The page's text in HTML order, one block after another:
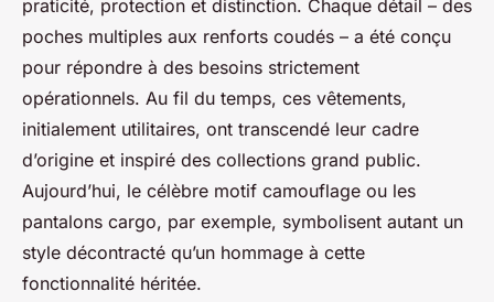
praticité, protection et distinction. Chaque détail – des
poches multiples aux renforts coudés – a été conçu
pour répondre à des besoins strictement
opérationnels. Au fil du temps, ces vêtements,
initialement utilitaires, ont transcendé leur cadre
d’origine et inspiré des collections grand public.
Aujourd’hui, le célèbre motif camouflage ou les
pantalons cargo, par exemple, symbolisent autant un
style décontracté qu’un hommage à cette
fonctionnalité héritée.